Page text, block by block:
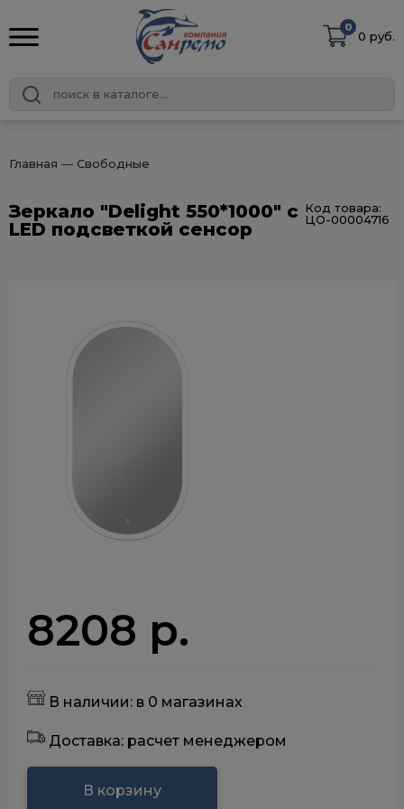
0
0 руб.
Главная ― Свободные
Зеркало "Delight 550*1000" с
LED подсветкой сенсор
Код товара:
ЦО-00004716
8208 р.
В наличии: в 0 магазинах
Доставка: расчет менеджером
В корзину